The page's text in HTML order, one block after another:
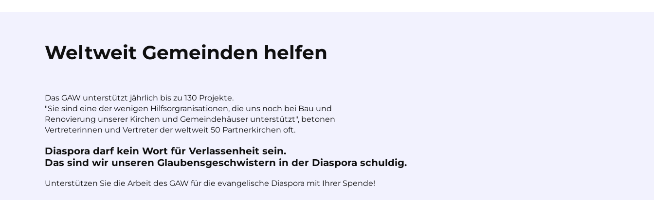
Weltweit Gemeinden helfen
Das GAW unterstützt jährlich bis zu 130 Projekte.
"Sie sind eine der wenigen Hilfsorgranisationen, die uns noch bei Bau und
Renovierung unserer Kirchen und Gemeindehäuser unterstützt", betonen
Vertreterinnen und Vertreter der weltweit 50 Partnerkirchen oft.
Diaspora darf kein Wort für Verlassenheit sein.
Das sind wir unseren Glaubensgeschwistern in der Diaspora schuldig.
Unterstützen Sie die Arbeit des GAW für die evangelische Diaspora mit Ihrer Spende!